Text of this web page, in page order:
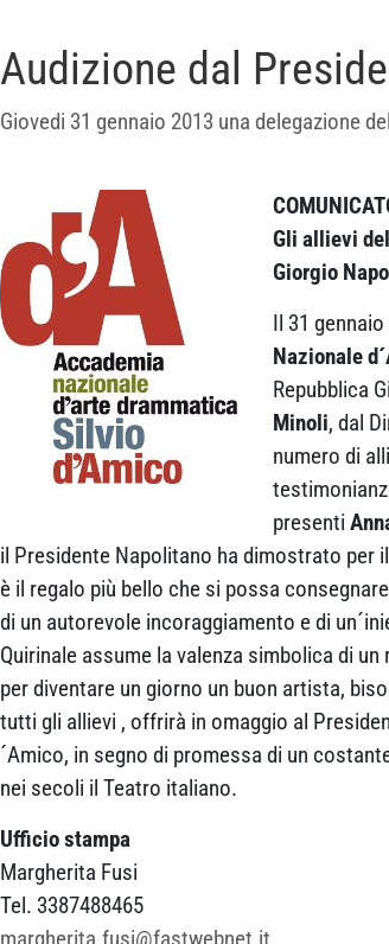
Audizione dal
Giovedi 31 gennaio 2013 una delegazione
Gli allievi
Giorgio
Il 31
Nazionale
Repubblica
Minoli, dal
numero di
presenti
il Presidente Napolitano ha dimostrato per
è il regalo più bello che si possa
di un autorevole incoraggiamento e di
Quirinale assume la valenza simbolica di
per diventare un giorno un buon artista,
tutti gli allievi , offrirà in omaggio al
´Amico, in segno di promessa di un
nei secoli il Teatro italiano.
Ufficio stampa
Margherita Fusi
Tel. 3387488465